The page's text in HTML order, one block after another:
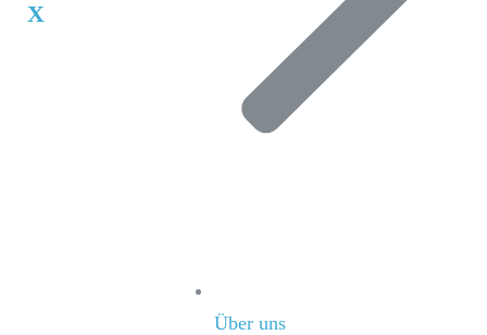
Über uns